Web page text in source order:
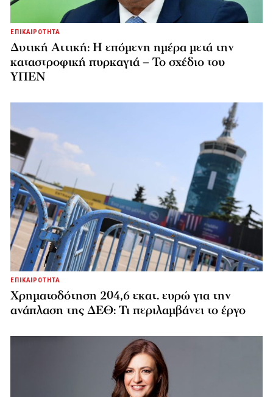
ΕΠΙΚΑΙΡΟΤΗΤΑ
Δυτική Αττική: Η επόμενη ημέρα μετά την
καταστροφική πυρκαγιά – Το σχέδιο του
ΥΠΕΝ
ΕΠΙΚΑΙΡΟΤΗΤΑ
Χρηματοδότηση 204,6 εκατ. ευρώ για την
ανάπλαση της ΔΕΘ: Τι περιλαμβάνει το έργο